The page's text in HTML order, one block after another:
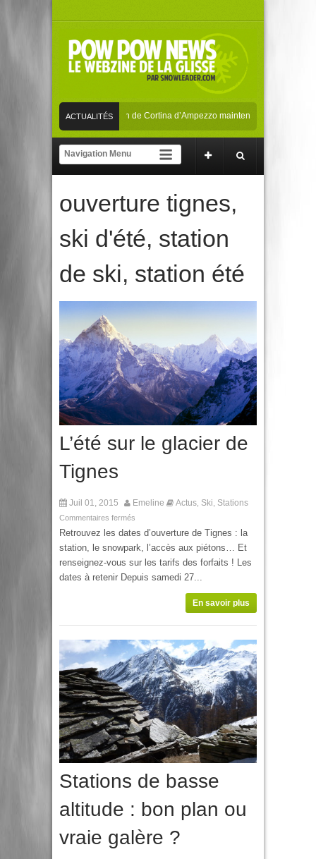
ACTUALITÉS
SKI/SNOW
Les Mondiaux de ski alpin de Cortina d’Ampezzo maintenus en février 2021
La playlist parfaite pour dévaler les pistes !
ouverture tignes,
ski d'été, station
de ski, station été
L’été sur le glacier de
Tignes
Juil 01, 2015 Emeline Actus Ski Stations
Commentaires fermés
Retrouvez les dates d’ouverture de Tignes : la
station, le snowpark, l’accès aux piétons… Et
renseignez-vous sur les tarifs des forfaits ! Les
dates à retenir Depuis samedi 27...
En savoir plus
Stations de basse
altitude : bon plan ou
vraie galère ?